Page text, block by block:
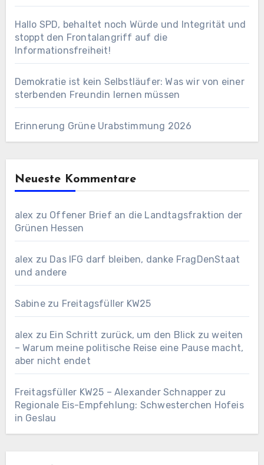
Hallo SPD, behaltet noch Würde und Integrität und
stoppt den Frontalangriff auf die
Informationsfreiheit!
Demokratie ist kein Selbstläufer: Was wir von einer
sterbenden Freundin lernen müssen
Erinnerung Grüne Urabstimmung 2026
Neueste Kommentare
alex zu Offener Brief an die Landtagsfraktion der
Grünen Hessen
alex zu Das IFG darf bleiben, danke FragDenStaat
und andere
Sabinezu Freitagsfüller KW25
alex zu Ein Schritt zurück, um den Blick zu weiten
– Warum meine politische Reise eine Pause macht,
aber nicht endet
Freitagsfüller KW25 – Alexander Schnapperzu
Regionale Eis-Empfehlung: Schwesterchen Hofeis
in Geslau